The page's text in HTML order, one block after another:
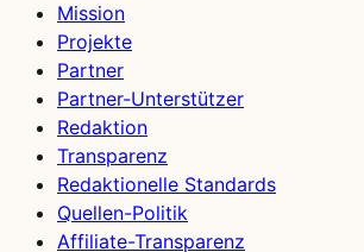
Mission
Projekte
Partner
Partner-Unterstützer
Redaktion
Transparenz
Redaktionelle Standards
Quellen-Politik
Affiliate-Transparenz